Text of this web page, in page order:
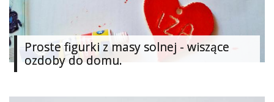
Autorskie
projekty
DzieckoProste figurki z masy solnej - wiszące
ozdoby do domu.